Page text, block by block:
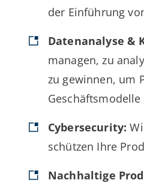
der Einführung
Datenanalyse &
managen, zu
zu gewinnen, um
Cybersecurity:
schützen Ihre
Nachhaltige